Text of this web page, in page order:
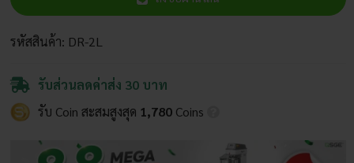
เป็ด
ย่าง
เกรด
3
รองรับ
รหัสสินค้า: DR-2L
รับส่วนลดค่าส่ง 30 บาท
รับ Coin สะสมสูงสุด 1,780 Coins